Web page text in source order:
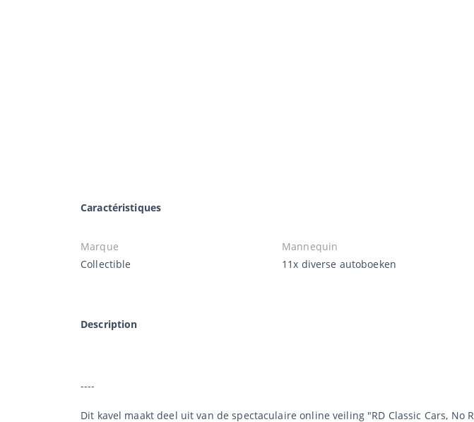
Caractéristiques
Marque
Collectible
Mannequin
11x diverse autoboeken
Description
----
Dit kavel maakt deel uit van de spectaculaire online veiling "RD Classic Cars,